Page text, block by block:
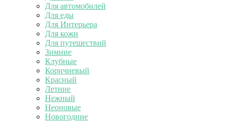
Для автомобилей
Для еды
Для Интерьера
Для кожи
Для путешествий
Зимние
Клубные
Коричневый
Красный
Летние
Нежный
Неоновые
Новогодние